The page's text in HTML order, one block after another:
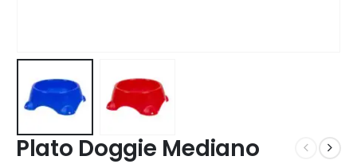
Plato Doggie Mediano